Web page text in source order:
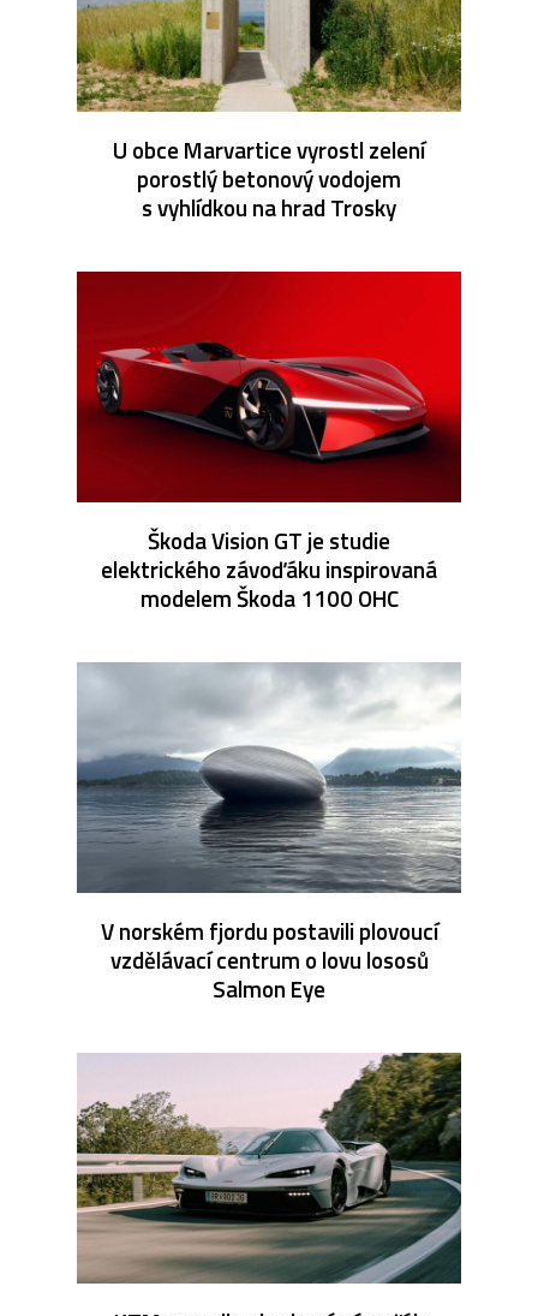
U obce Marvartice vyrostl zelení
porostlý betonový vodojem
s vyhlídkou na hrad Trosky
Škoda Vision GT je studie
elektrického závoďáku inspirovaná
modelem Škoda 1100 OHC
V norském fjordu postavili plovoucí
vzdělávací centrum o lovu lososů
Salmon Eye